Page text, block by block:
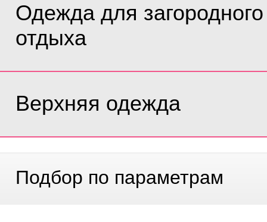
Одежда для загородного
отдыха
Верхняя одежда
Подбор по параметрам